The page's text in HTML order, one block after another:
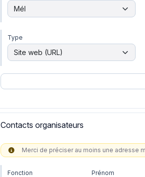
Type
Contacts organisateurs
Merci de préciser au moins une adresse
Fonction Prénom